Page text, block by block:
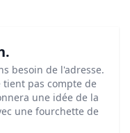
besoin de l'adresse.
pas compte de
une idée de la
une fourchette de